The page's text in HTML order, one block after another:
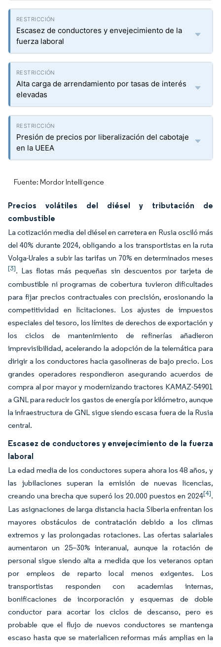
Escasez de conductores y envejecimiento de la
fuerza laboral
Alta carga de arrendamiento por tasas de interés
elevadas
Presión de precios por liberalización del cabotaje
en la UEEA
Fuente: Mordor Intelligence
Precios volátiles del diésel y tributación de
combustible
La cotización media del diésel en carretera en Rusia osciló más
del 40% durante 2024, obligando a los transportistas en la ruta
Volga-Urales a subir las tarifas un 70% en determinados meses
[3]. Las flotas más pequeñas sin descuentos por tarjeta de
combustible ni programas de cobertura tuvieron dificultades
para fijar precios contractuales con precisión, erosionando la
competitividad en licitaciones. Los ajustes de impuestos
especiales del tesoro, los límites de derechos de exportación y
los ciclos de mantenimiento de refinerías añadieron
imprevisibilidad, acelerando la adopción de la telemática para
dirigir a los conductores hacia gasolineras de bajo precio. Los
grandes operadores respondieron asegurando acuerdos de
compra al por mayor y modernizando tractores KAMAZ-54901
a GNL para reducir los gastos de energía por kilómetro, aunque
la infraestructura de GNL sigue siendo escasa fuera de la Rusia
central.
Escasez de conductores y envejecimiento de la fuerza
laboral
La edad media de los conductores supera ahora los 48 años, y
las jubilaciones superan la emisión de nuevas licencias,
creando una brecha que superó los 20.000 puestos en 2024[4].
Las asignaciones de larga distancia hacia Siberia enfrentan los
mayores obstáculos de contratación debido a los climas
extremos y las prolongadas rotaciones. Las ofertas salariales
aumentaron un 25–30% interanual, aunque la rotación de
personal sigue siendo alta a medida que los veteranos optan
por empleos de reparto local menos exigentes. Los
transportistas responden con academias internas,
bonificaciones de incorporación y esquemas de doble
conductor para acortar los ciclos de descanso, pero es
probable que el flujo de nuevos conductores se mantenga
escaso hasta que se materialicen reformas más amplias en la